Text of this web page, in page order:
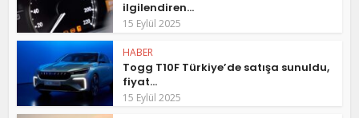
ilgilendiren...
15 Eylül 2025
HABER
Togg T10F Türkiye’de satışa sunuldu,
fiyat...
15 Eylül 2025